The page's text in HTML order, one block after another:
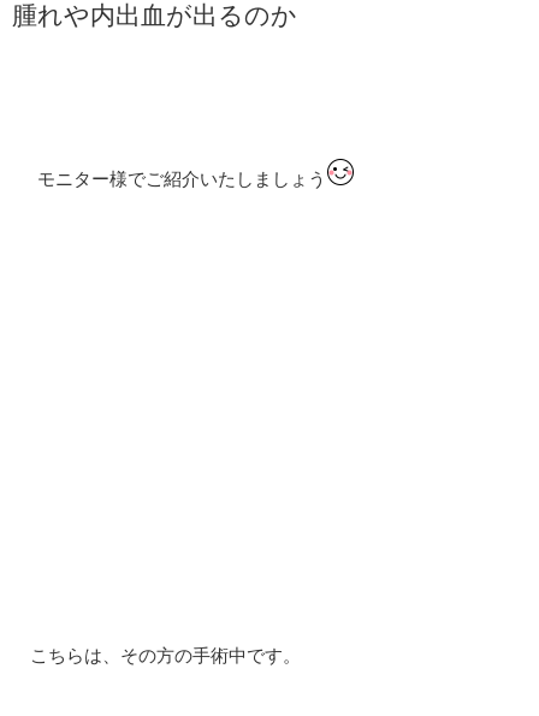
腫れや内出血が出るのか
モニター様でご紹介いたしましょう
こちらは、その方の手術中です。